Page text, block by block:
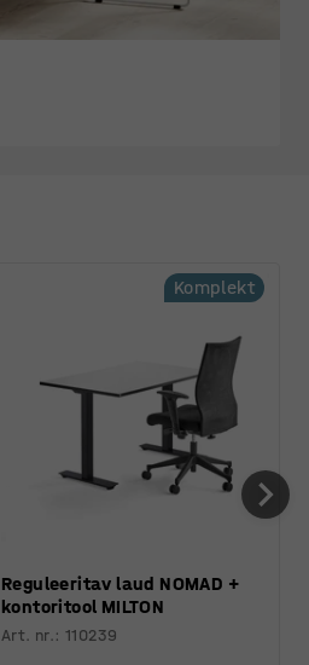
Komplekt
Reguleeritav laud NOMAD +
kontoritool MILTON
Art. nr.:110239